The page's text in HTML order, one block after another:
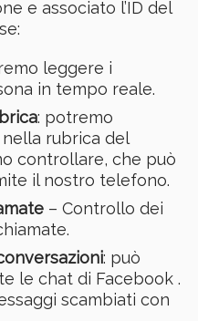
e associato l’ID del
leggere i
in tempo reale.
: potremo
rubrica del
controllare, che può
il nostro telefono.
– Controllo dei
: può
le chat di Facebook .
scambiati con